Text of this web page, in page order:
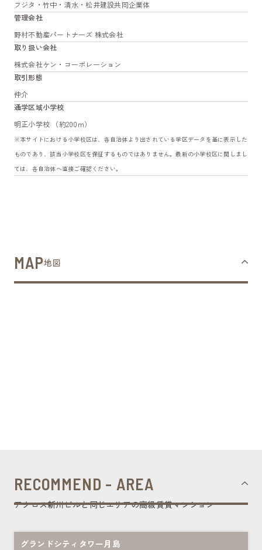
フジタ・竹中・清水・松井建設共同企業体
管理会社
野村不動産パートナーズ 株式会社
取り扱い会社
株式会社ケン・コーポレーション
取引形態
仲介
通学区域小学校
明正小学校 （約200m）
※本サイトにおける小学校区は、各自治体より出されている学区データを基に表示した
ものであり、該当小学校区を保証するものではありません。最新の小学校区に関しまし
ては、各自治体へ直接ご確認ください。
MAP地図
RECOMMEND - AREA
アクロス新川ビルと同じエリアの高級賃貸マンション
グランドシティタワー月島